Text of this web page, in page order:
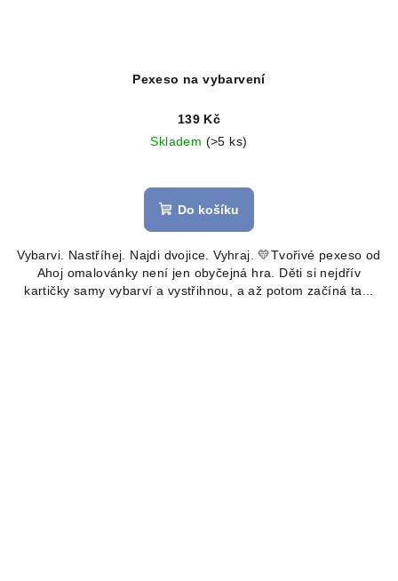
Pexeso na vybarvení
139 Kč
Skladem (>5 ks)
Do košíku
Vybarvi. Nastříhej. Najdi dvojice. Vyhraj. 💛Tvořivé pexeso od
Ahoj omalovánky není jen obyčejná hra. Děti si nejdřív
kartičky samy vybarví a vystřihnou, a až potom začíná ta...